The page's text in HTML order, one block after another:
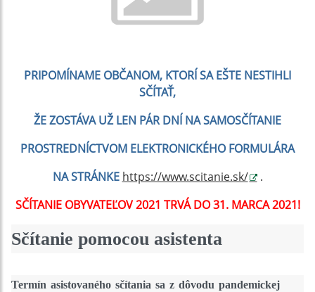
PRIPOMÍNAME OBČANOM, KTORÍ SA EŠTE NESTIHLI
SČÍTAŤ,
ŽE ZOSTÁVA UŽ LEN PÁR DNÍ NA SAMOSČÍTANIE
PROSTREDNÍCTVOM ELEKTRONICKÉHO FORMULÁRA
NA STRÁNKE https://www.scitanie.sk/ .
SČÍTANIE OBYVATEĽOV 2021 TRVÁ DO 31. MARCA 2021!
Sčítanie pomocou asistenta
Termín asistovaného sčítania sa z dôvodu pandemickej